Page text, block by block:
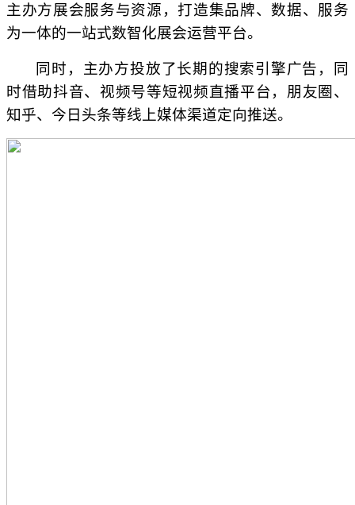
主办方展会服务与资源，打造集品牌、数据、服务
为一体的一站式数智化展会运营平台。
同时，主办方投放了长期的搜索引擎广告，同
时借助抖音、视频号等短视频直播平台，朋友圈、
知乎、今日头条等线上媒体渠道定向推送。